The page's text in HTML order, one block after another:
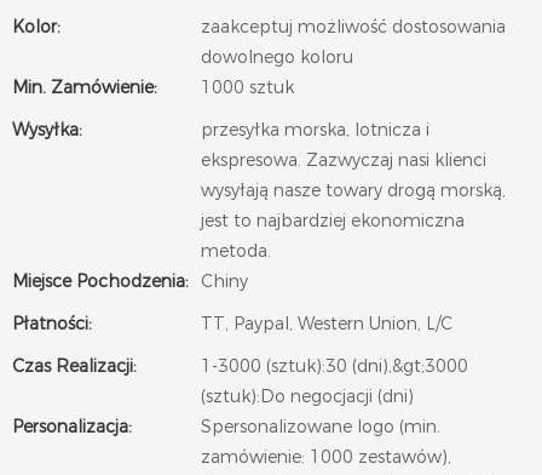
Kolor:
zaakceptuj możliwość dostosowania
dowolnego koloru
Min. Zamówienie:
1000 sztuk
Wysyłka:
przesyłka morska, lotnicza i
ekspresowa. Zazwyczaj nasi klienci
wysyłają nasze towary drogą morską,
jest to najbardziej ekonomiczna
metoda.
Miejsce Pochodzenia:
Chiny
Płatności:
TT, Paypal, Western Union, L/C
Czas Realizacji:
1-3000 (sztuk):30 (dni),&gt;3000
(sztuk):Do negocjacji (dni)
Personalizacja:
Spersonalizowane logo (min.
zamówienie: 1000 zestawów),